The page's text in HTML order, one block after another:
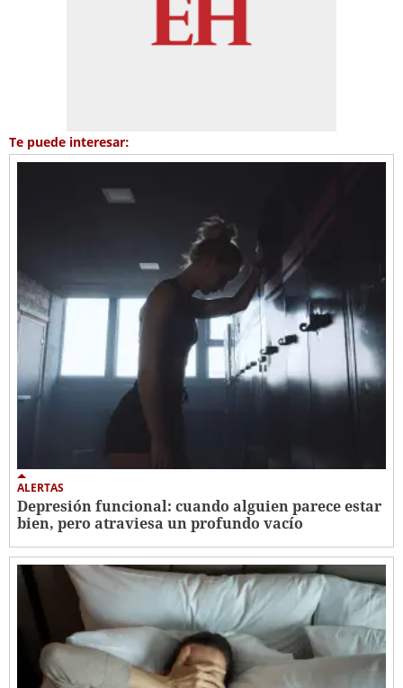
Te puede interesar:
ALERTAS
Depresión funcional: cuando alguien parece estar
bien, pero atraviesa un profundo vacío